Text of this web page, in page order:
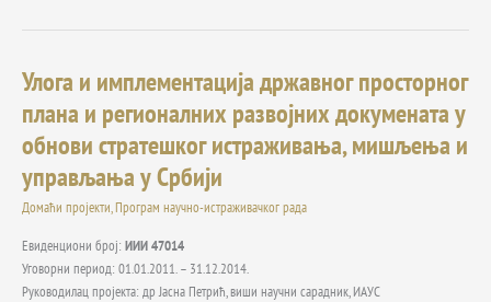
Facility
Danube
Programme,
Project
code
DTP-
SMF1-
187
Улога и имплементација државног просторног
плана и регионалних развојних докумената у
обнови стратешког истраживања, мишљења и
управљања у Србији
Домаћи пројекти,Програм научно-истраживачког рада
Евиденциони број: ИИИ 47014
Уговорни период: 01.01.2011. – 31.12.2014.
Руководилац пројекта: др Јасна Петрић, виши научни сарадник, ИАУС
Улога
имплементација
државног
плана
и
регионалних
развојних
докумената